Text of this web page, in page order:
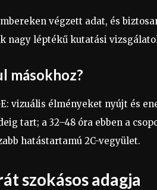
végzett adat, és
nagy léptékű kutatási
másokhoz?
E: vizuális élményeket nyújt és
tart; a 32–48 óra ebben a
hatástartamú 2C-vegyület.
szokásos adagja